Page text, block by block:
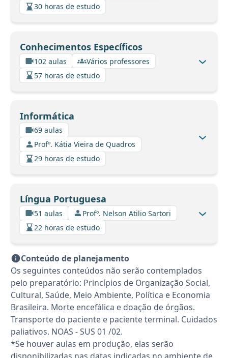
30 horas de estudo
Conhecimentos Específicos
102 aulas
Vários professores
57 horas de estudo
Informática
69 aulas
Profº. Kátia Vieira de Quadros
29 horas de estudo
Língua Portuguesa
51 aulas
Profº. Nelson Atilio Sartori
22 horas de estudo
Conteúdo de planejamento
Os seguintes conteúdos não serão contemplados
pelo preparatório: Princípios de Organização Social,
Cultural, Saúde, Meio Ambiente, Política e Economia
Brasileira. Morte encefálica e doação de órgãos.
Transporte do paciente e paciente terminal. Cuidados
paliativos. NOAS - SUS 01 /02.
*Se houver aulas em produção, elas serão